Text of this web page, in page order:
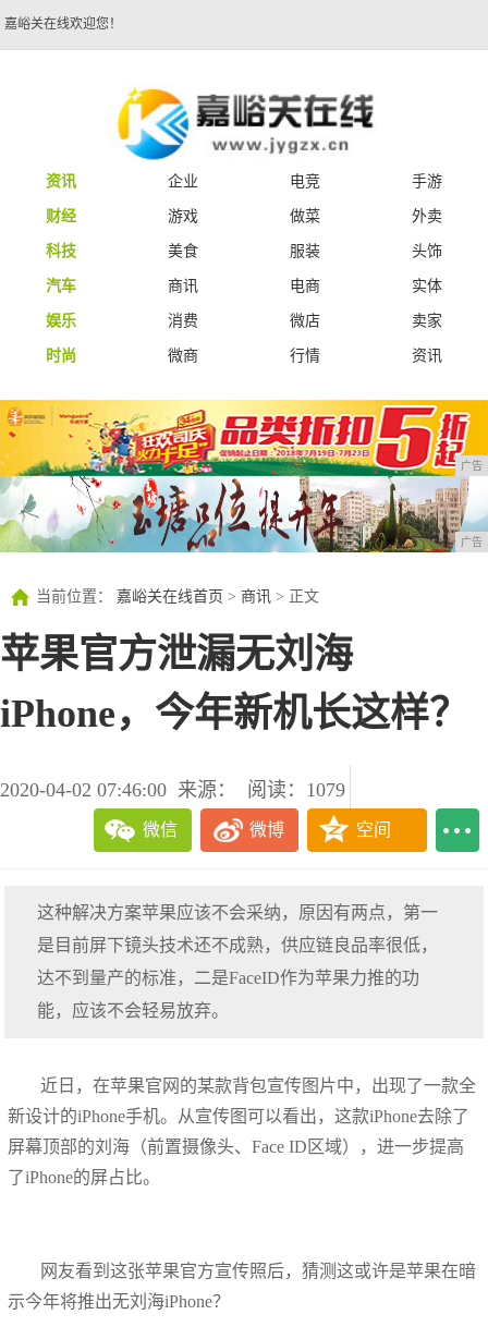
嘉峪关在线欢迎您！
资讯 企业 电竞
手游
财经
游戏 做菜
外卖
科技
美食 服装
头饰
汽车
商讯 电商
实体
娱乐
消费 微店
卖家
时尚
微商 行情 资讯
广告
广告
当前位置： 嘉峪关在线首页 > 商讯 > 正文
苹果官方泄漏无刘海
iPhone，今年新机长这样？
2020-04-02 07:46:00 来源： 阅读：1079
微信 微博 空间
这种解决方案苹果应该不会采纳，原因有两点，第一
是目前屏下镜头技术还不成熟，供应链良品率很低，
达不到量产的标准，二是FaceID作为苹果力推的功
能，应该不会轻易放弃。
近日，在苹果官网的某款背包宣传图片中，出现了一款全
新设计的iPhone手机。从宣传图可以看出，这款iPhone去除了
屏幕顶部的刘海（前置摄像头、Face ID区域），进一步提高
了iPhone的屏占比。
网友看到这张苹果官方宣传照后，猜测这或许是苹果在暗
示今年将推出无刘海iPhone？